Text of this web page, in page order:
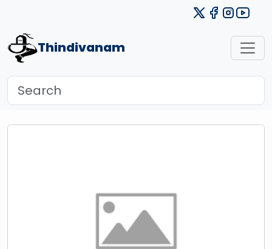
Thindivanam